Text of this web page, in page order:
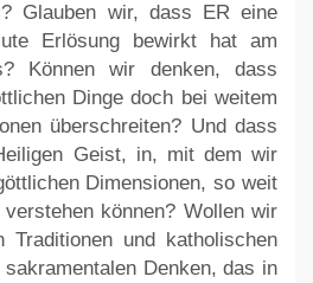
? Glauben wir, dass ER eine
Erlösung bewirkt hat am
Können wir denken, dass
Dinge doch bei weitem
überschreiten? Und dass
Geist, in, mit dem wir
Dimensionen, so weit
können? Wollen wir
Traditionen und katholischen
Denken, das in